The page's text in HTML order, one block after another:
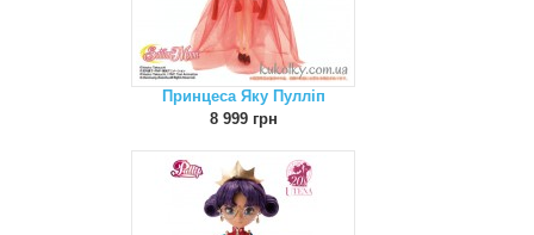
Принцеса Яку Пулліп
8 999 грн